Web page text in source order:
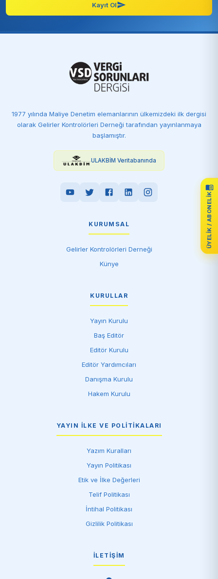
ÜYELIK / ABONELIK
Kayıt Ol
1977 yılında Maliye Denetim elemanlarının ülkemizdeki ilk dergisi
olarak Gelirler Kontrolörleri Derneği tarafından yayınlanmaya
başlamıştır.
ULAKBİM Veritabanında
KURUMSAL
Gelirler Kontrolörleri Derneği
Künye
KURULLAR
Yayın Kurulu
Baş Editör
Editör Kurulu
Editör Yardımcıları
Danışma Kurulu
Hakem Kurulu
YAYIN İLKE VE POLITIKALARI
Yazım Kuralları
Yayın Politikası
Etik ve İlke Değerleri
Telif Politikası
İntihal Politikası
Gizlilik Politikası
İLETIŞIM